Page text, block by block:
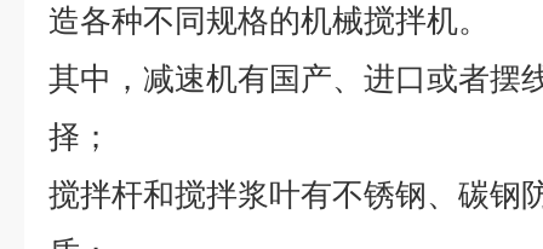
造各种不同规格的机械搅拌机。
其中，减速机有国产、进口或者摆
择；
搅拌杆和搅拌浆叶有不锈钢、碳钢